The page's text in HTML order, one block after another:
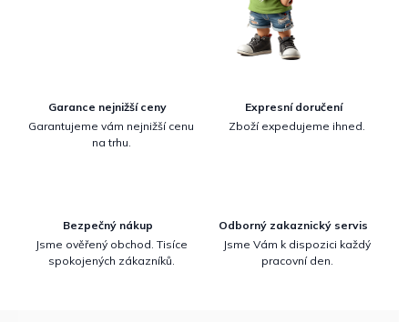
Garance nejnižší ceny
Garantujeme vám nejnižší cenu
na trhu.
Expresní doručení
Zboží expedujeme ihned.
Bezpečný nákup
Jsme ověřený obchod. Tisíce
spokojených zákazníků.
Odborný zakaznický servis
Jsme Vám k dispozici každý
pracovní den.